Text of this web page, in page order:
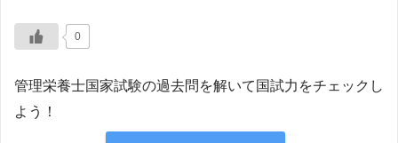
0
管理栄養士国家試験の過去問を解いて国試力をチェックし
よう！